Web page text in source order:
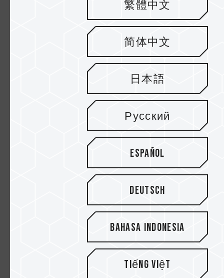
∆ Pump memerlukan Power dari DC 3-Pin
sedangkan kipas memerlukan Power dari PWM
∆ Sambungkan kabel ke slot motherboard untuk
menghidupkan kipas dan pompa air .
SIREN GD120S dilengkapi dengan kipas ARGB
120 mm. Anda dapat mengatur efek cahaya
menggunakan perangkat lunak kontrol cahaya
繁體中文
简体中文
日本語
Русский
Español
Deutsch
Bahasa Indonesia
Tiếng Việt